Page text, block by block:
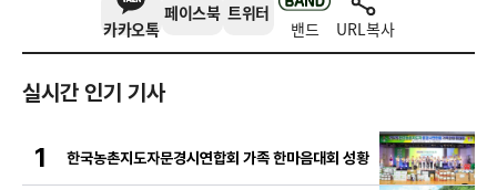
카카오톡
페이스북 트위터
밴드 URL복사
실시간 인기 기사
1 한국농촌지도자문경시연합회 가족 한마음대회 성황